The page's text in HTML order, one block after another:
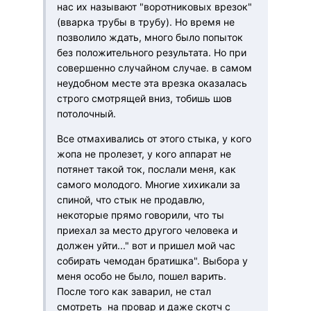
нас их называют "воротниковых врезок"
(вварка трубы в трубу). Но время не
позволило ждать, много было попыток
без положительного результата. Но при
совершенно случайном случае. в самом
неудобном месте эта врезка оказалась
строго смотрящей вниз, тобишь шов
потолочный.
Все отмахивались от этого стыка, у кого
жопа не пролезет, у кого аппарат не
потянет такой ток, послали меня, как
самого молодого. Многие хихикали за
спиной, что стык не продавлю,
некоторые прямо говорили, что ты
приехал за место другого человека и
должен уйти..." вот и пришел мой час
собирать чемодан братишка". Выбора у
меня особо не было, пошел варить.
После того как заварил, не стал
смотреть на провар и даже скотч с